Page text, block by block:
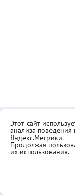
Контакты
Как купить
Реквизиты
Этот сайт
анализа
Яндекс.Метрики.
Продолжая
их использования.